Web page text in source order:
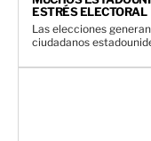
ESTRÉS ELECTORAL
Las elecciones
ciudadanos